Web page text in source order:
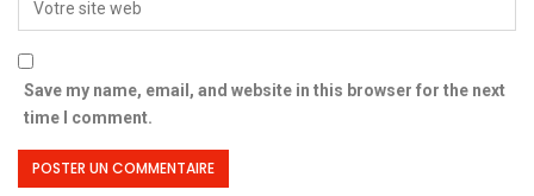
Save my name, email, and website in this browser for the next
time I comment.